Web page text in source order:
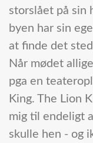
storslået på sin
byen har sin
at finde det
Når mødet
pga en
King. The Lion
mig til endeligt
skulle hen - og